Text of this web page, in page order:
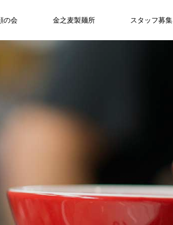
の会 金之麦製麺所 スタッフ募集